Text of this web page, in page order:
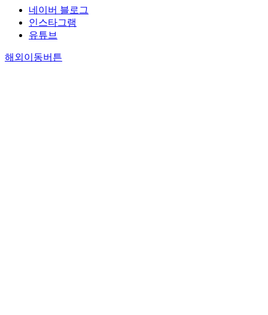
네이버 블로그
인스타그램
유튜브
해외이동버튼